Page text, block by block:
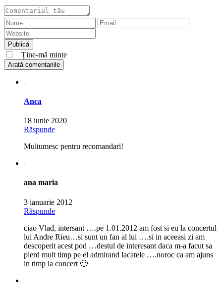
Ține-mă minte
Arată comentariile
Anca
18 iunie 2020
Răspunde
Multumesc pentru recomandari!
ana maria
3 ianuarie 2012
Răspunde
ciao Vlad, intersant ….pe 1.01.2012 am fost si eu la concertul
lui Andre Rieu…si sunt un fan al lui ….si in aceeasi zi am
descoperit acest pod …destul de interesant daca m-a facut sa
pierd mult timp pe el admirand lacatele ….noroc ca am ajuns
in timp la concert 🙂